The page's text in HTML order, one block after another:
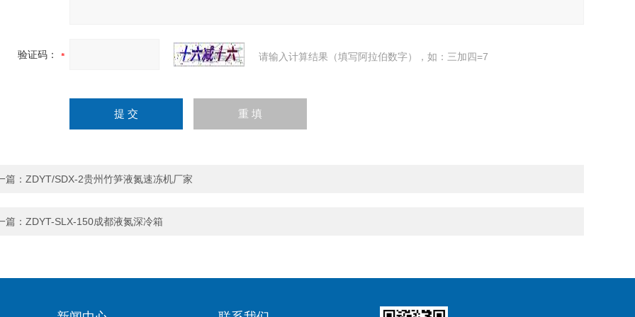
验证码： 请输入计算结果（填写阿拉伯数字），如：三加四=7
篇： ZDYT/SDX-2贵州竹笋液氮速冻机厂家
篇： ZDYT-SLX-150成都液氮深冷箱